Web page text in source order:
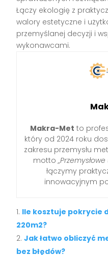
Łączy ekologię z
walory estetyczne i
przemyślanej decyzji i
wykonawcami.
Makra-Met to
który od 2024 roku
zakresu przemysłu
motto
łączymy
innowacyjnym
Ile kosztuje pokrycie
220m2?
Jak łatwo obliczyć
bez błędów?